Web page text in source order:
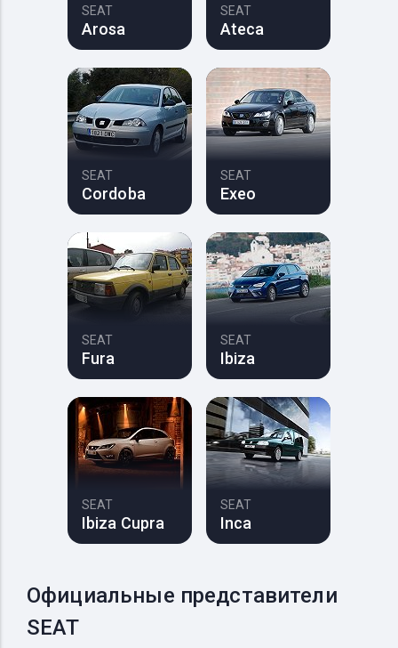
SEAT
Arosa
SEAT
Ateca
SEAT
Cordoba
SEAT
Exeo
SEAT
Fura
SEAT
Ibiza
SEAT
Ibiza Cupra
SEAT
Inca
Официальные представители
SEAT